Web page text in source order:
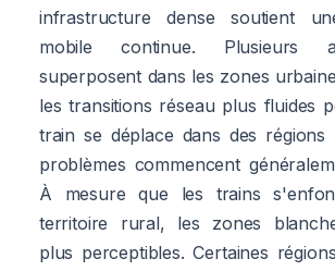
infrastructure dense soutient
mobile continue. Plusieurs
superposent dans les zones
les transitions réseau plus fluides
train se déplace dans des régions
problèmes commencent
À mesure que les trains
territoire rural, les zones
plus perceptibles. Certaines